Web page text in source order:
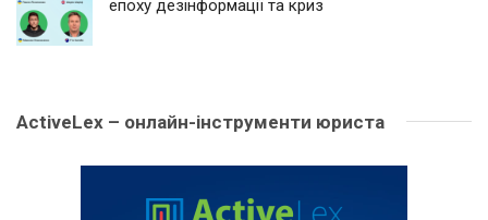
епоху дезінформації та криз
ActiveLex – онлайн-інструменти юриста